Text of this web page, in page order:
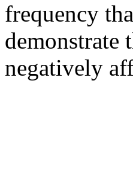
frequency
demonstrate
negatively